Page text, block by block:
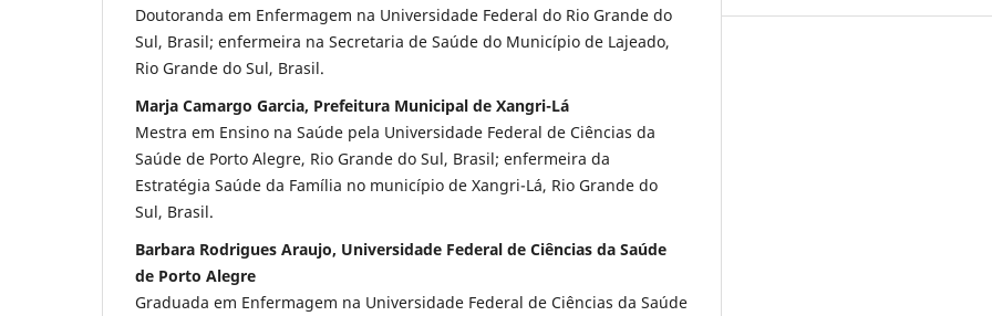
Doutoranda em Enfermagem na Universidade Federal do Rio Grande do
Sul, Brasil; enfermeira na Secretaria de Saúde do Município de Lajeado,
Rio Grande do Sul, Brasil.
Marja Camargo Garcia, Prefeitura Municipal de Xangri-Lá
Mestra em Ensino na Saúde pela Universidade Federal de Ciências da
Saúde de Porto Alegre, Rio Grande do Sul, Brasil; enfermeira da
Estratégia Saúde da Família no município de Xangri-Lá, Rio Grande do
Sul, Brasil.
Barbara Rodrigues Araujo, Universidade Federal de Ciências da Saúde
de Porto Alegre
Graduada em Enfermagem na Universidade Federal de Ciências da Saúde